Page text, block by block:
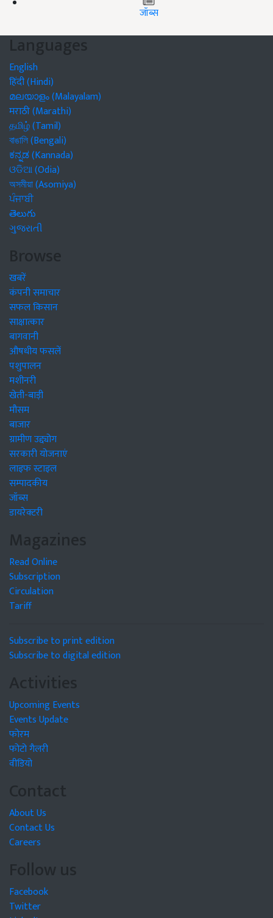
जॉब्स
Languages
English
हिंदी (Hindi)
മലയാളം (Malayalam)
मराठी (Marathi)
தமிழ் (Tamil)
বাঙালি (Bengali)
ಕನ್ನಡ (Kannada)
ଓଡିଆ (Odia)
অসমীয়া (Asomiya)
ਪੰਜਾਬੀ
తెలుగు
ગુજરાતી
Browse
खबरें
कंपनी समाचार
सफल किसान
साक्षात्कार
बागवानी
औषधीय फसलें
पशुपालन
मशीनरी
खेती-बाड़ी
मौसम
बाजार
ग्रामीण उद्द्योग
सरकारी योजनाएं
लाइफ स्टाइल
सम्पादकीय
जॉब्स
डायरेक्टरी
Magazines
Read Online
Subscription
Circulation
Tariff
Subscribe to print edition
Subscribe to digital edition
Activities
Upcoming Events
Events Update
फोरम
फोटो गैलरी
वीडियो
Contact
About Us
Contact Us
Careers
Follow us
Facebook
Twitter